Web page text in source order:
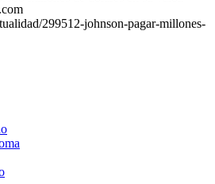
299512-johnson-pagar-millones-